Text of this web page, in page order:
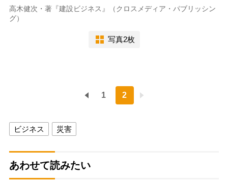
高木健次・著『建設ビジネス』（クロスメディア・パブリッシン
グ）
写真2枚
1 2
ビジネス 災害
あわせて読みたい